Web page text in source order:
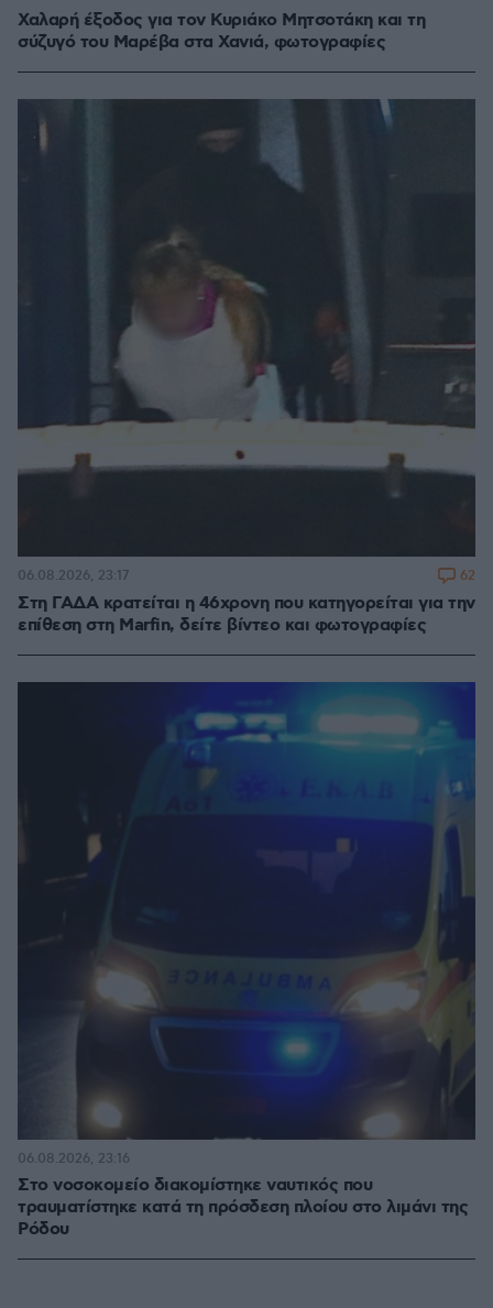
Χαλαρή έξοδος για τον Κυριάκο Μητσοτάκη και τη
σύζυγό του Μαρέβα στα Χανιά, φωτογραφίες
Στη ΓΑΔΑ κρατείται η 46χρονη που κατηγορείται για την
επίθεση στη Marfin, δείτε βίντεο και φωτογραφίες
06.08.2026, 23:17 62
Στο νοσοκομείο διακομίστηκε ναυτικός που
τραυματίστηκε κατά τη πρόσδεση πλοίου στο λιμάνι της
Ρόδου
06.08.2026, 23:16